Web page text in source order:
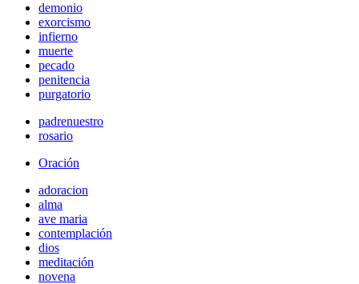
demonio
exorcismo
infierno
muerte
pecado
penitencia
purgatorio
padrenuestro
rosario
Oración
adoracion
alma
ave maria
contemplación
dios
meditación
novena